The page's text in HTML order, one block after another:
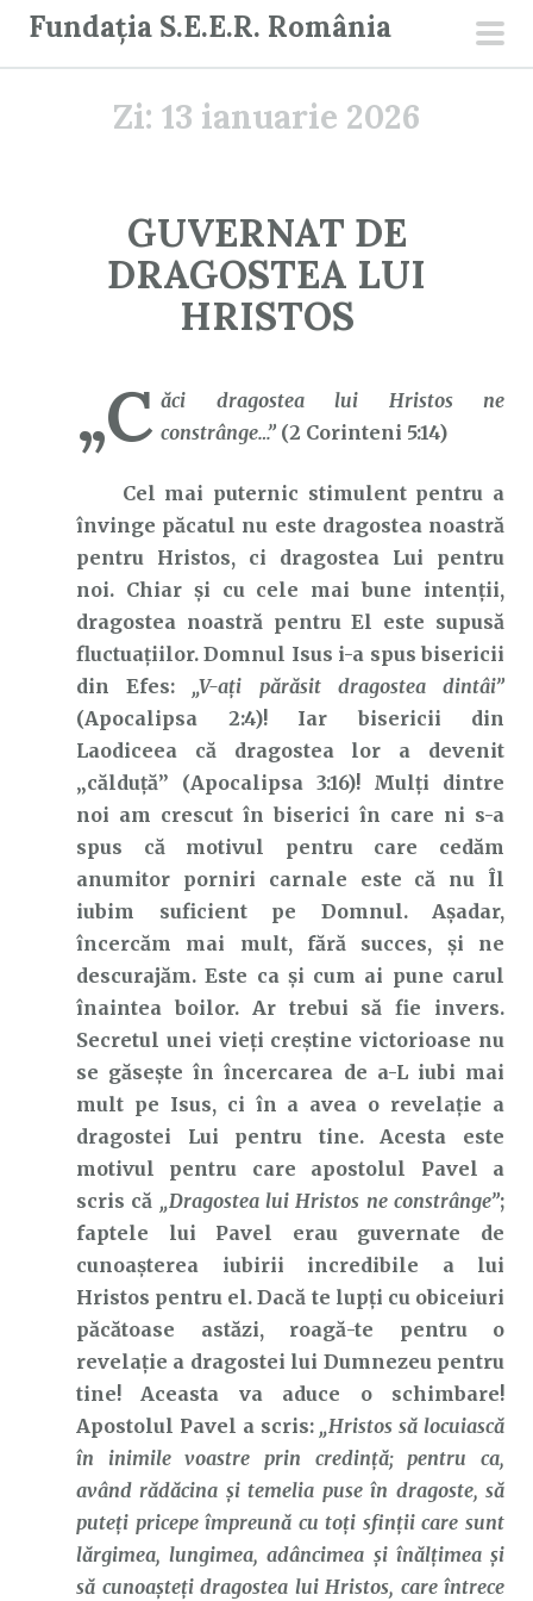
Fundația S.E.E.R. România
Zi: 13 ianuarie 2026
GUVERNAT DE
DRAGOSTEA LUI
HRISTOS
„C ăci dragostea lui Hristos ne
constrânge…” (2 Corinteni 5:14)
Cel mai puternic stimulent pentru a
învinge păcatul nu este dragostea noastră
pentru Hristos, ci dragostea Lui pentru
noi. Chiar și cu cele mai bune intenții,
dragostea noastră pentru El este supusă
fluctuațiilor. Domnul Isus i-a spus bisericii
din Efes: „V-ați părăsit dragostea dintâi”
(Apocalipsa 2:4)! Iar bisericii din
Laodiceea că dragostea lor a devenit
„călduță” (Apocalipsa 3:16)! Mulți dintre
noi am crescut în biserici în care ni s-a
spus că motivul pentru care cedăm
anumitor porniri carnale este că nu Îl
iubim suficient pe Domnul. Așadar,
încercăm mai mult, fără succes, și ne
descurajăm. Este ca și cum ai pune carul
înaintea boilor. Ar trebui să fie invers.
Secretul unei vieți creștine victorioase nu
se găsește în încercarea de a-L iubi mai
mult pe Isus, ci în a avea o revelație a
dragostei Lui pentru tine. Acesta este
motivul pentru care apostolul Pavel a
scris că „Dragostea lui Hristos ne constrânge”;
faptele lui Pavel erau guvernate de
cunoașterea iubirii incredibile a lui
Hristos pentru el. Dacă te lupți cu obiceiuri
păcătoase astăzi, roagă-te pentru o
revelație a dragostei lui Dumnezeu pentru
tine! Aceasta va aduce o schimbare!
Apostolul Pavel a scris: „Hristos să locuiască
în inimile voastre prin credinţă; pentru ca,
având rădăcina şi temelia puse în dragoste, să
puteţi pricepe împreună cu toţi sfinţii care sunt
lărgimea, lungimea, adâncimea şi înălţimea şi
să cunoaşteţi dragostea lui Hristos, care întrece